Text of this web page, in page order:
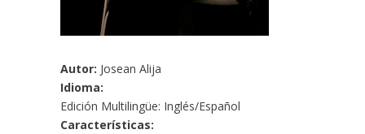
Autor: Josean Alija
Idioma:
Edición Multilingüe: Inglés/Español
Características: